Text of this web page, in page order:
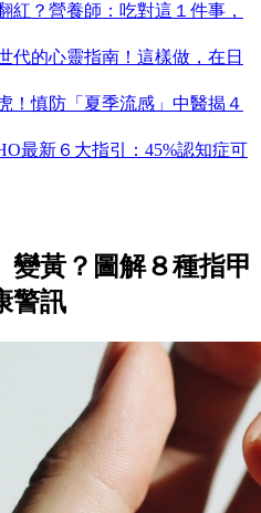
紅？營養師：吃對這１件事，
代的心靈指南！這樣做，在日
！慎防「夏季流感」中醫揭４
最新６大指引：45%認知症可
變黃？圖解８種指甲
警訊